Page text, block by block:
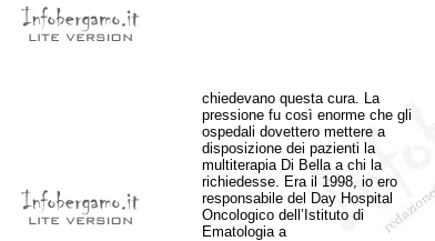
chiedevano questa cura. La
pressione fu così enorme che gli
ospedali dovettero mettere a
disposizione dei pazienti la
multiterapia Di Bella a chi la
richiedesse. Era il 1998, io ero
responsabile del Day Hospital
Oncologico dell’Istituto di
Ematologia a